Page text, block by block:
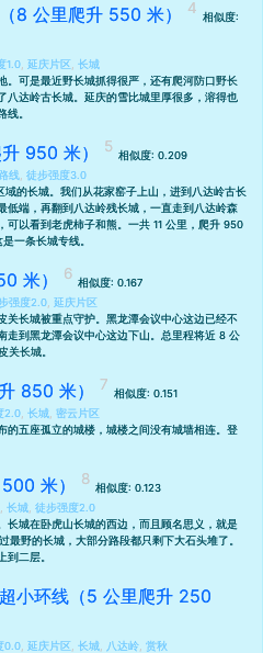
8 公里爬升 550 米） 相似度:
1.0 延庆片区 长城
。可是最近野长城抓得很严，还有爬河防口野长
八达岭古长城。延庆的雪比城里厚很多，溶得也
线。
950 米）
相似度: 0.209
线 徒步强度3.0
域的长城。我们从花家窑子上山，进到八达岭古长
低端，再翻到八达岭残长城，一直走到八达岭森
可以看到老虎柿子和熊。一共 11 公里，爬升 950
一条长城专线。
米）
相似度: 0.167
强度2.0 延庆片区
关长城被重点守护。黑龙潭会议中心这边已经不
走到黑龙潭会议中心这边下山。总里程将近 8 公
关长城
850 米）
相似度: 0.151
2.0 长城 密云片区
的五座孤立的城楼，城楼之间没有城墙相连。登
米）
相似度: 0.123
长城 徒步强度2.0
长城在卧虎山长城的西边，而且顾名思义，就是
野的长城，大部分路段都只剩下大石头堆了。
到二层。
小环线（5 公里爬升 250
0.0 延庆片区 长城 八达岭 赏秋